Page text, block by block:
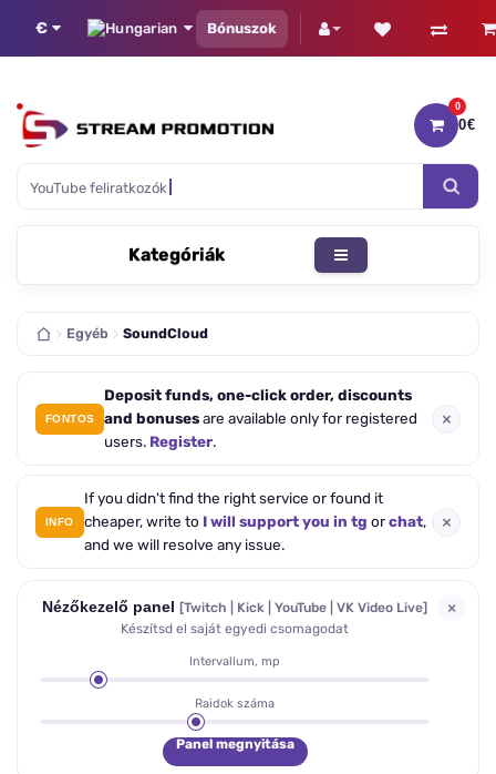
€ Bónuszok
YouTube felira
0
0€0
Kategóriák
Egyéb SoundCloud
FONTOS
Deposit funds, one-click order, discounts
and bonusesare available only for registered
users. Register.
×
INFO
If you didn't find the right service or found it
cheaper, write to I will support you in tg orchat,
and we will resolve any issue.
×
Nézőkezelő panel [Twitch | Kick | YouTube | VK Video Live]
Készítsd el saját egyedi csomagodat
Intervallum, mp
Raidok száma
Panel megnyitása
×